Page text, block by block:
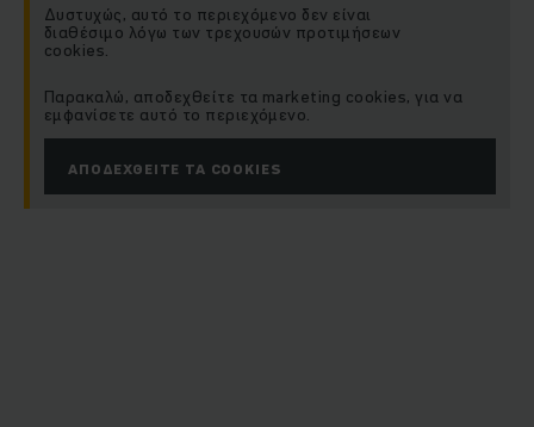
Δυστυχώς, αυτό το περιεχόμενο δεν είναι
διαθέσιμο λόγω των τρεχουσών προτιμήσεων
cookies.
Παρακαλώ, αποδεχθείτε τα marketing cookies, για να
εμφανίσετε αυτό το περιεχόμενο.
ΑΠΟΔΕΧΘΕΊΤΕ ΤΑ COOKIES